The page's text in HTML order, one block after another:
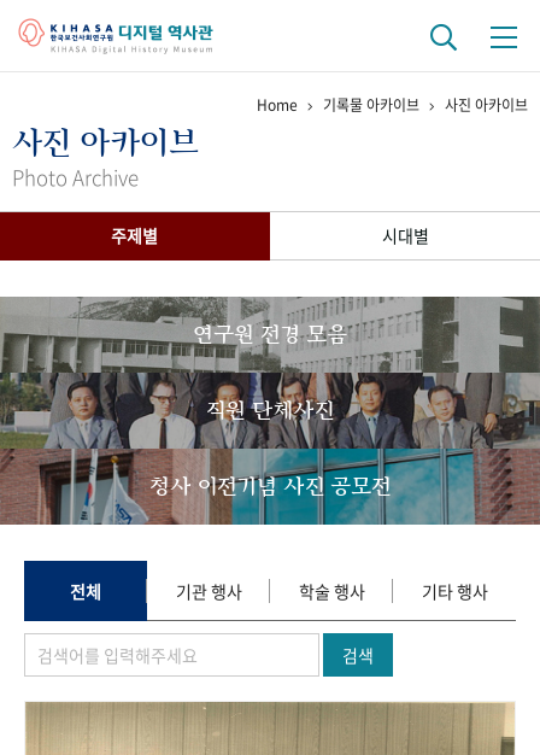
걸어온 길 기관 변천사
간행물 변천사
기록물 아카이브
사진 아카이브 문서 기록물 행정박물 영상 기록물
50+1 주년 기념
성과 50선 숫자로 보는 50년
세계와 함께 한 KIHASA
VR 역사관
Home 기록물 아카이브 사진 아카이브
사진 아카이브
Photo Archive
주제별 시대별
연구원 전경 모음
직원 단체사진
청사 이전기념 사진 공모전
전체 기관 행사 학술 행사 기타 행사
검색